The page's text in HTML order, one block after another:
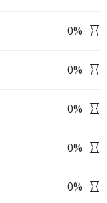
0%
0%
0%
0%
0%